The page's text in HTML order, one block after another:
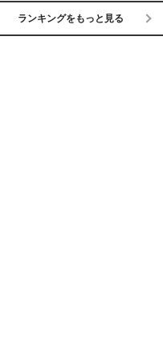
ランキングをもっと見る